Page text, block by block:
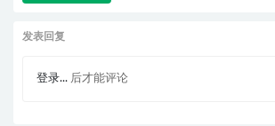
发表回复
登录... 后才能评论